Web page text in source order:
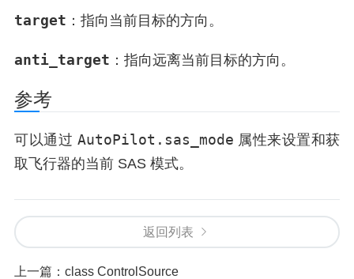
target ：指向当前目标的方向。
anti_target ：指向远离当前目标的方向。
参考
可以通过 AutoPilot.sas_mode 属性来设置和获
取飞行器的当前 SAS 模式。
返回列表
上一篇： class ControlSource